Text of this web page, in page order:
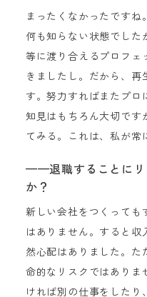
まったくなかったです
何も知らない状態でした
等に渡り合えるプロフェ
きましたし。だから、
す。努力すればまたプロ
知見はもちろん大切です
てみる。これは、私が常
——退職することにリ
か？
新しい会社をつくっても
はありません。すると収
然心配はありました。た
命的なリスクではありま
ければ別の仕事をした